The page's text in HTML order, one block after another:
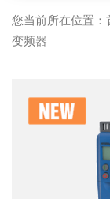
您当前所在位置：
变频器